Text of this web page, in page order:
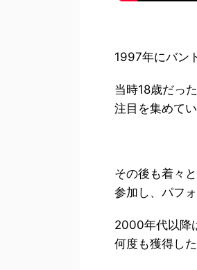
1997年にバン
当時18歳だっ
注目を集めてい
その後も着々
参加し、パフ
2000年代以降
何度も獲得し